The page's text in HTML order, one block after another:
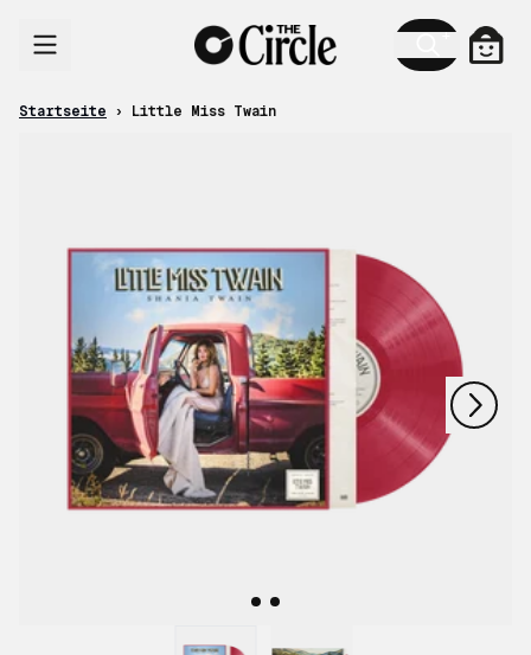
Startseite › Little Miss Twain
nächstes